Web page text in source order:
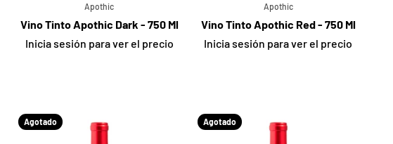
Apothic
Vino Tinto Apothic Dark - 750 Ml
Inicia sesión para ver el precio
Apothic
Vino Tinto Apothic Red - 750 Ml
Inicia sesión para ver el precio
Agotado Agotado